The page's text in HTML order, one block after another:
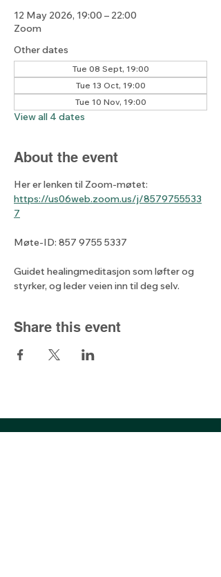
12 May 2026, 19:00 – 22:00
Zoom
Other dates
Tue 08 Sept, 19:00
Tue 13 Oct, 19:00
Tue 10 Nov, 19:00
View all 4 dates
About the event
Her er lenken til Zoom-møtet:
https://us06web.zoom.us/j/8579755533
7
Møte-ID: 857 9755 5337
Guidet healingmeditasjon som løfter og
styrker, og leder veien inn til deg selv.
Share this event